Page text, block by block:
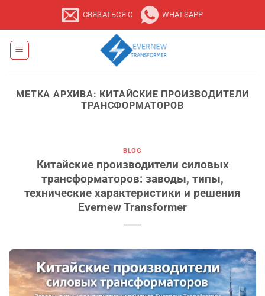
СВЯЗАТЬСЯ С WHATSAPP
МЕТКА АРХИВА: КИТАЙСКИЕ ПРОИЗВОДИТЕЛИ
ТРАНСФОРМАТОРОВ
BLOG
Китайские производители силовых
трансформаторов: заводы, типы,
технические характеристики и решения
Evernew Transformer